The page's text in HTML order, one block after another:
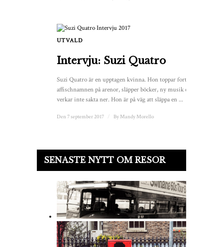
UTVALD
Intervju: Suzi Quatro
Suzi Quatro är en upptagen kvinna. Hon toppar fortfarande
affischnamnen på arenor, släpper böcker, ny musik och
verkar inte sakta ner. Hon är på väg att släppa en ...
Den 7 september 2017 By Mandy Morello
SENASTE NYTT OM RESOR